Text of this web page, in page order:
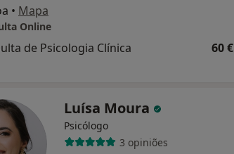
• Mapa
Online
de Psicologia Clínica 60 €
Luísa Moura
Psicólogo
3 opiniões